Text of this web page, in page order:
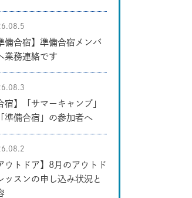
備合宿】準備合宿メンバ
業務連絡です
宿】「サマーキャンプ」
準備合宿」の参加者へ
ウトドア】8月のアウトド
ッスンの申し込み状況と